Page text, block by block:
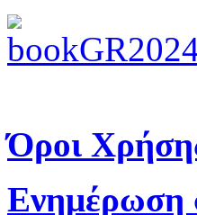
Όροι
Ενημέρωση